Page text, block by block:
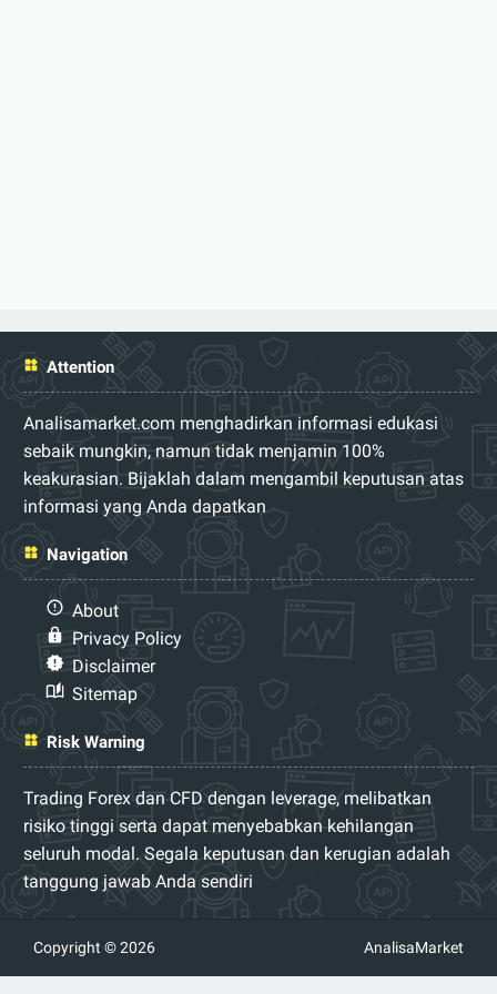
Attention
Analisamarket.com menghadirkan informasi edukasi
sebaik mungkin, namun tidak menjamin 100%
keakurasian. Bijaklah dalam mengambil keputusan atas
informasi yang Anda dapatkan
Navigation
About
Privacy Policy
Disclaimer
Sitemap
Risk Warning
Trading Forex dan CFD dengan leverage, melibatkan
risiko tinggi serta dapat menyebabkan kehilangan
seluruh modal. Segala keputusan dan kerugian adalah
tanggung jawab Anda sendiri
Copyright © 2026 AnalisaMarket